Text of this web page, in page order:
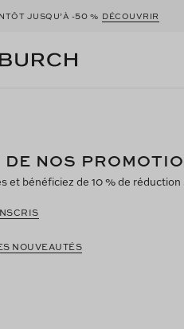
JUSQU’À -50 % DÉCOUVRIR
NOS
bénéficiez de 10 % de
NOUVEAUTÉS